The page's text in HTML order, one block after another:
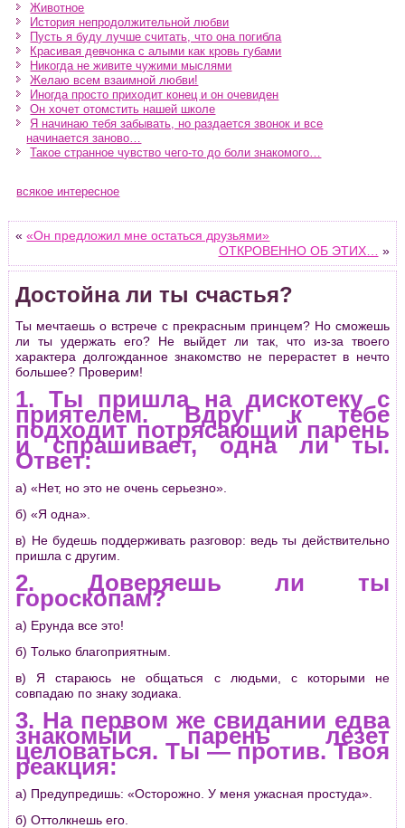
Животное
История непродолжительной любви
Пусть я буду лучше считать, что она погибла
Красивая девчонка с алыми как кровь губами
Никогда не живите чужими мыслями
Желаю всем взаимной любви!
Иногда просто приходит конец и он очевиден
Он хочет отомстить нашей школе
Я начинаю тебя забывать, но раздается звонок и все
начинается заново…
Такое странное чувство чего-то до боли знакомого…
всякое интересное
««Он предложил мне остаться друзьями»
ОТКРОВЕННО ОБ ЭТИХ…
»
Достойна ли ты счастья?
Ты мечтаешь о встрече с прекрасным принцем? Но сможешь
ли ты удержать его? Не выйдет ли так, что из-за твоего
характера долгожданное знакомство не перерастет в нечто
большее? Проверим!
1. Ты пришла на дискотеку с
приятелем. Вдруг к тебе
подходит потрясающий парень
и спрашивает, одна ли ты.
Ответ:
а) «Нет, но это не очень серьезно».
б) «Я одна».
в) Не будешь поддерживать разговор: ведь ты действительно
пришла с другим.
2. Доверяешь ли ты
гороскопам?
а) Ерунда все это!
б) Только благоприятным.
в) Я стараюсь не общаться с людьми, с которыми не
совпадаю по знаку зодиака.
3. На первом же свидании едва
знакомый парень лезет
целоваться. Ты — против. Твоя
реакция:
а) Предупредишь: «Осторожно. У меня ужасная простуда».
б) Оттолкнешь его.